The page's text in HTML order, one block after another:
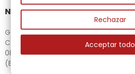
Nuestra tienda
Ganiveteria Rius
C/ Goleta, 11
08221 Terrassa
(Barcelona)
Rechazar
Acceptar todo